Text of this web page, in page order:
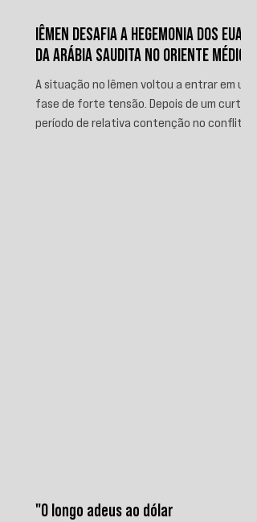
IÊMEN DESAFIA A HEGEMONIA DOS EUA E
DA ARÁBIA SAUDITA NO ORIENTE MÉDIO
A situação no Iêmen voltou a entrar em uma
fase de forte tensão. Depois de um curto
período de relativa contenção no conflito,
"O longo adeus ao dólar